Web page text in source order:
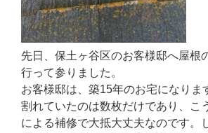
先日、保土ヶ谷区のお客様邸へ屋根
行って参りました。
お客様邸は、築15年のお宅になりま
割れていたのは数枚だけであり、こ
による補修で大抵大丈夫なのです。